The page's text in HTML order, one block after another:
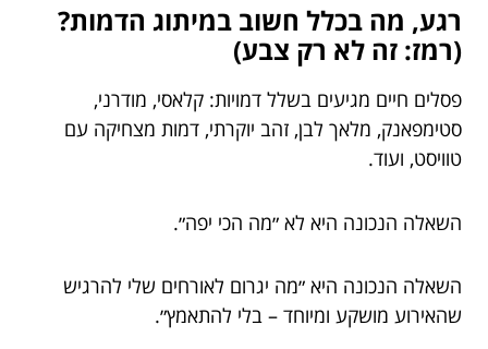
רגע, מה בכלל חשוב במיתוג הדמות?
(רמז: זה לא רק צבע)
פסלים חיים מגיעים בשלל דמויות: קלאסי, מודרני,
סטימפאנק, מלאך לבן, זהב יוקרתי, דמות מצחיקה עם
טוויסט, ועוד.
השאלה הנכונה היא לא ״מה הכי יפה״.
השאלה הנכונה היא ״מה יגרום לאורחים שלי להרגיש
שהאירוע מושקע ומיוחד – בלי להתאמץ״.